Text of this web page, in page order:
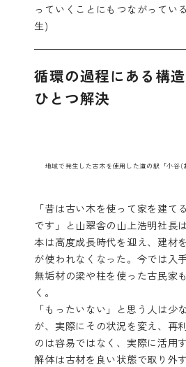
っていくことにもつながってい
生)
循環の過程にある構
ひとつ解決
地域で発生した古木を使用した道の駅「小谷
「昔は古い木を使って家を建て
です」と山翠舎の山上浩明社長
本は高度成長時代を迎え、建材
が使われなくなった。今では入
無垢材の梁や柱を使った古民家
く。
「もったいない」と思う人は少
が、実際にその状況を変え、再
のは容易ではなく、実際に活用
解体は古材を良い状態で取り外